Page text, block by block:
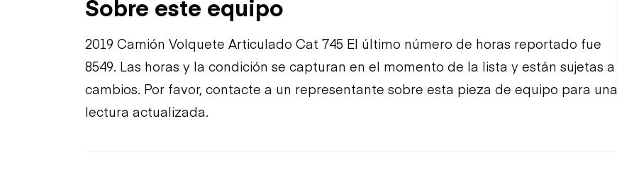
Sobre este equipo
2019 Camión Volquete Articulado Cat 745 El último número de horas reportado fue
8549. Las horas y la condición se capturan en el momento de la lista y están sujetas a
cambios. Por favor, contacte a un representante sobre esta pieza de equipo para una
lectura actualizada.